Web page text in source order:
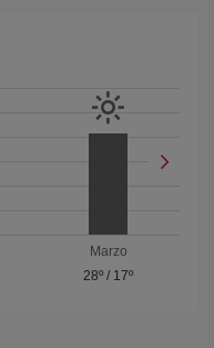
Marzo
28º / 17º